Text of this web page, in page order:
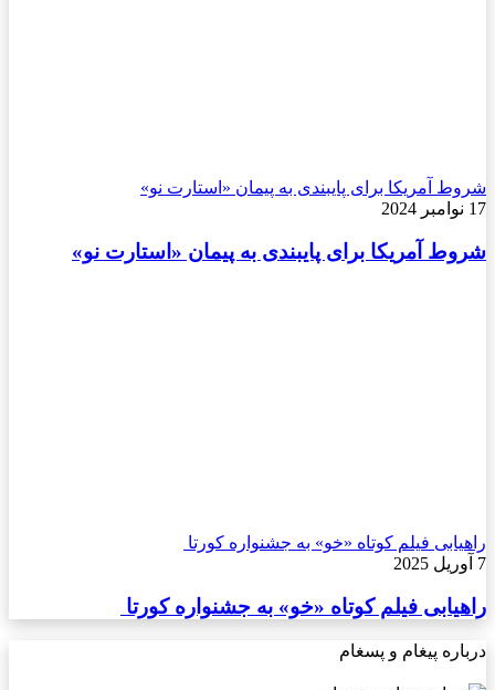
شروط آمریکا برای پایبندی به پیمان «استارت نو»
17 نوامبر 2024
شروط آمریکا برای پایبندی به پیمان «استارت نو»
راهیابی فیلم کوتاه «خو» به جشنواره کورتا
7 آوریل 2025
راهیابی فیلم کوتاه «خو» به جشنواره کورتا
درباره پیغام و پسغام